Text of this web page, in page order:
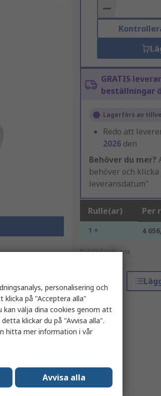
Basket
GRATIS
beställningar
Lagerförs av
Redo att
2026 den
Behöver du mer?
behöver och
leveransdatum"
Rulle(ar) Per
1 + 4
*vägledande pris
personalisering och
på "Acceptera alla"
kan välja dina cookies genom att
klickar du på "Avvisa alla".
hitta mer information i vår
Avvisa alla